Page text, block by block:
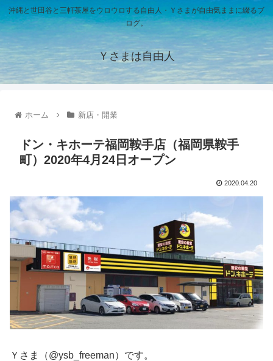
沖縄と世田谷と三軒茶屋をウロウロする自由人・Ｙさまが自由気ままに綴るブ
ログ。
Ｙさまは自由人
ホーム 新店・開業
ドン・キホーテ福岡鞍手店（福岡県鞍手
町）2020年4月24日オープン
2020.04.20
Ｙさま（@ysb_freeman）です。